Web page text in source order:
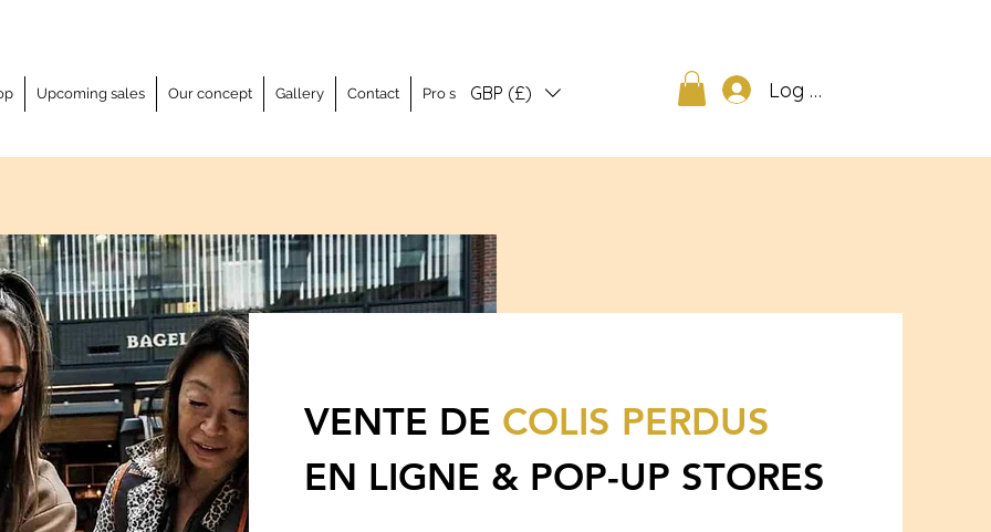
Upcoming sales Our concept Gallery Contact Pro spaceGBP (£) Log out
VENTE DE COLIS PERDUS
EN LIGNE & POP-UP STORES